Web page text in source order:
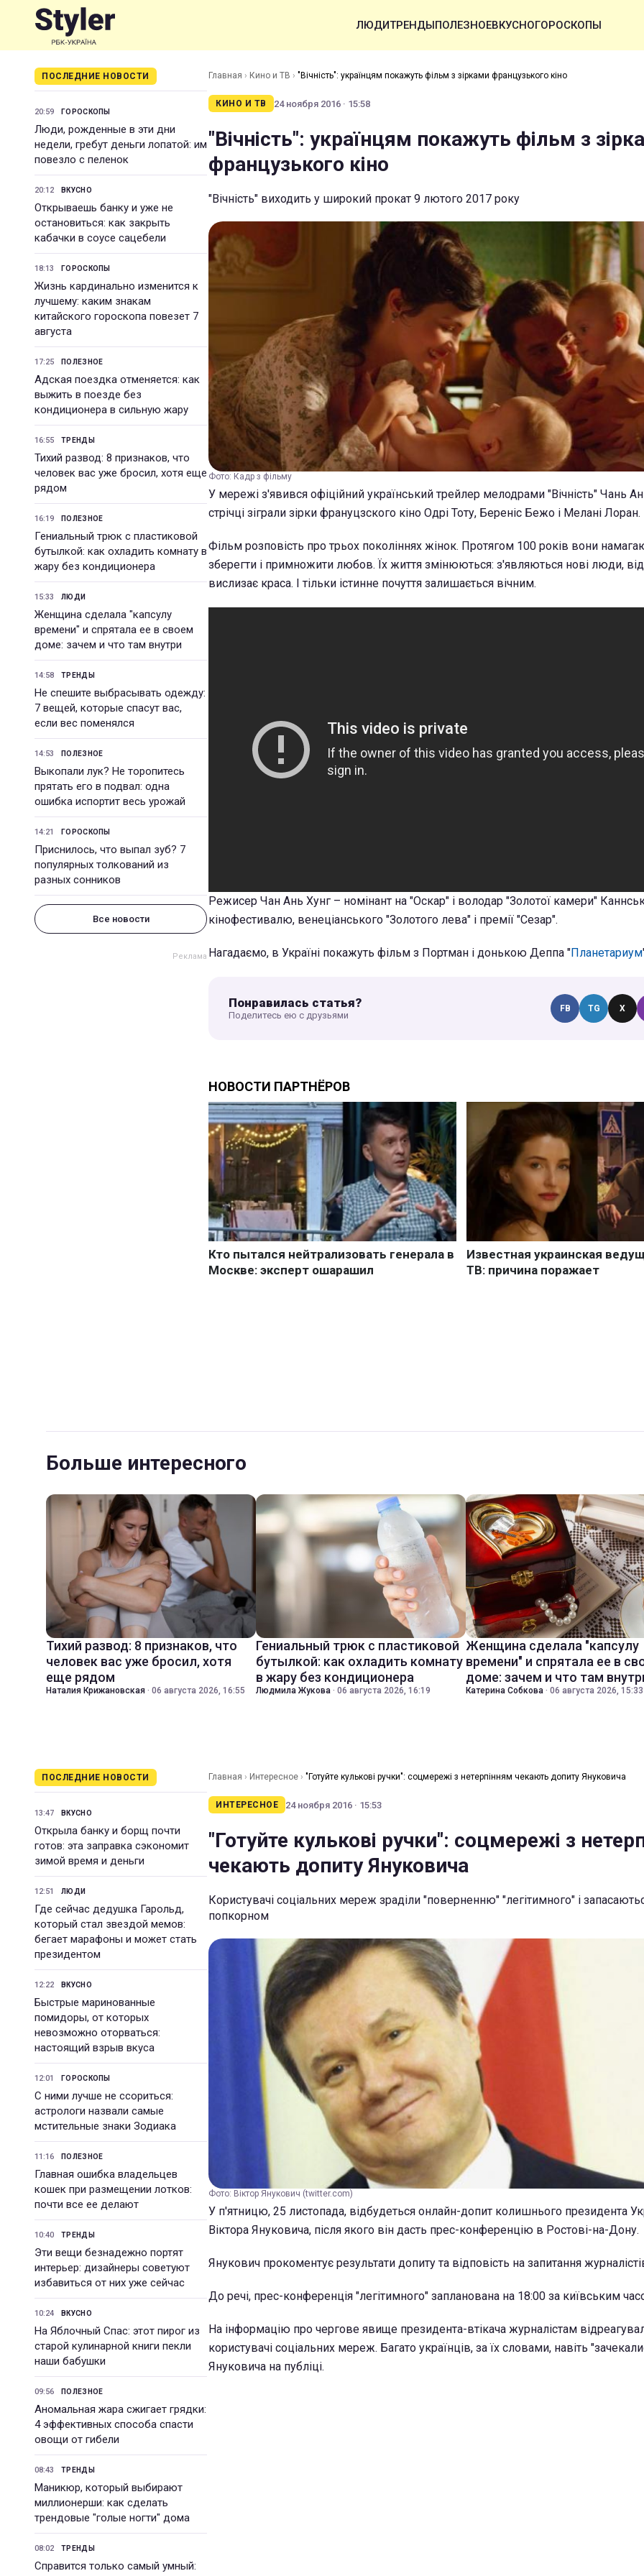
ЛЮДИТРЕНДЫПОЛЕЗНОЕВКУСНОГОРОСКОПЫ
ПОСЛЕДНИЕ НОВОСТИ
20:59 ГОРОСКОПЫ
Люди, рожденные в эти дни
недели, гребут деньги лопатой: им
повезло с пеленок
20:12 ВКУСНО
Открываешь банку и уже не
остановиться: как закрыть
кабачки в соусе сацебели
18:13 ГОРОСКОПЫ
Жизнь кардинально изменится к
лучшему: каким знакам
китайского гороскопа повезет 7
августа
17:25 ПОЛЕЗНОЕ
Адская поездка отменяется: как
выжить в поезде без
кондиционера в сильную жару
16:55 ТРЕНДЫ
Тихий развод: 8 признаков, что
человек вас уже бросил, хотя еще
рядом
16:19 ПОЛЕЗНОЕ
Гениальный трюк с пластиковой
бутылкой: как охладить комнату в
жару без кондиционера
15:33 ЛЮДИ
Женщина сделала "капсулу
времени" и спрятала ее в своем
доме: зачем и что там внутри
14:58 ТРЕНДЫ
Не спешите выбрасывать одежду:
7 вещей, которые спасут вас,
если вес поменялся
14:53 ПОЛЕЗНОЕ
Выкопали лук? Не торопитесь
прятать его в подвал: одна
ошибка испортит весь урожай
14:21 ГОРОСКОПЫ
Приснилось, что выпал зуб? 7
популярных толкований из
разных сонников
Все новости
Главная › Кино и ТВ › "Вічність": українцям покажуть фільм з зірками французького кіно
КИНО И ТВ 24 ноября 2016 · 15:58
"Вічність": українцям покажуть фільм з
французького кіно
"Вічність" виходить у широкий прокат 9 лютого 2017 року
Фото: Кадр з фільму
У мережі з'явився офіційний український трейлер мелодрами "Вічність" Чань
стрічці зіграли зірки франуцзского кіно Одрі Тоту, Береніс Бежо і Мелані Лоран.
Фільм розповість про трьох поколіннях жінок. Протягом 100 років вони
зберегти і примножити любов. Їх життя змінюються: з'являються нові люди,
вислизає краса. І тільки істинне почуття залишається вічним.
Режисер Чан Ань Хунг – номінант на "Оскар" і володар "Золотої камери"
кінофестивалю, венеціанського "Золотого лева" і премії "Сезар".
Нагадаємо, в Україні покажуть фільм з Портман і донькою Деппа "Планетариум
Понравилась статья?
Поделитесь ею с друзьями
FB TG X
Больше интересного
Тихий развод: 8 признаков, что
человек вас уже бросил, хотя
еще рядом
Наталия Крижановская · 06 августа 2026, 16:55
Гениальный трюк с пластиковой
бутылкой: как охладить комнату
в жару без кондиционера
Людмила Жукова · 06 августа 2026, 16:19
Женщина сделала "капсулу
времени" и спрятала ее в
доме: зачем и что там
Катерина Собкова · 06 августа 2026, 15:33
ПОСЛЕДНИЕ НОВОСТИ
13:47 ВКУСНО
Открыла банку и борщ почти
готов: эта заправка сэкономит
зимой время и деньги
12:51 ЛЮДИ
Где сейчас дедушка Гарольд,
который стал звездой мемов:
бегает марафоны и может стать
президентом
12:22 ВКУСНО
Быстрые маринованные
помидоры, от которых
невозможно оторваться:
настоящий взрыв вкуса
12:01 ГОРОСКОПЫ
С ними лучше не ссориться:
астрологи назвали самые
мстительные знаки Зодиака
11:16 ПОЛЕЗНОЕ
Главная ошибка владельцев
кошек при размещении лотков:
почти все ее делают
10:40 ТРЕНДЫ
Эти вещи безнадежно портят
интерьер: дизайнеры советуют
избавиться от них уже сейчас
10:24 ВКУСНО
На Яблочный Спас: этот пирог из
старой кулинарной книги пекли
наши бабушки
09:56 ПОЛЕЗНОЕ
Аномальная жара сжигает грядки:
4 эффективных способа спасти
овощи от гибели
08:43 ТРЕНДЫ
Маникюр, который выбирают
миллионерши: как сделать
трендовые "голые ногти" дома
08:02 ТРЕНДЫ
Справится только самый умный:
Главная › Интересное › "Готуйте кулькові ручки": соцмережі з нетерпінням чекають допиту Януковича
ИНТЕРЕСНОЕ 24 ноября 2016 · 15:53
"Готуйте кулькові ручки": соцмережі з
чекають допиту Януковича
Користувачі соціальних мереж зраділи "поверненню" "легітимного" і
попкорном
Фото: Віктор Янукович (twitter.com)
У п'ятницю, 25 листопада, відбудеться онлайн-допит колишнього президента
Віктора Януковича, після якого він дасть прес-конференцію в Ростові-на-Дону.
Янукович прокоментує результати допиту та відповість на запитання
До речі, прес-конференція "легітимного" запланована на 18:00 за київським
На інформацію про чергове явище президента-втікача журналістам
користувачі соціальних мереж. Багато українців, за їх словами, навіть
Януковича на публіці.